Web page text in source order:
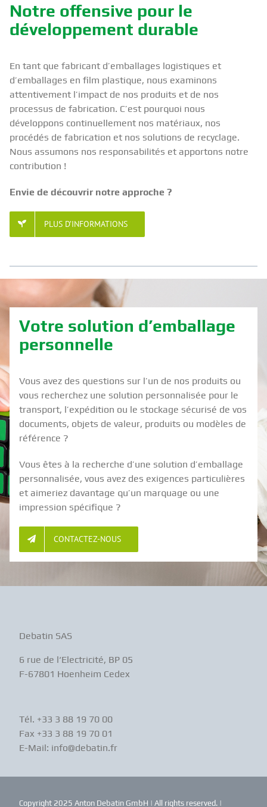
Notre offensive pour le
développement durable
En tant que fabricant d’emballages logistiques et
d’emballages en film plastique, nous examinons
attentivement l’impact de nos produits et de nos
processus de fabrication. C’est pourquoi nous
développons continuellement nos matériaux, nos
procédés de fabrication et nos solutions de recyclage.
Nous assumons nos responsabilités et apportons notre
contribution !
Envie de découvrir notre approche ?
PLUS D’INFORMATIONS
Votre solution d’emballage
personnelle
Vous avez des questions sur l’un de nos produits ou
vous recherchez une solution personnalisée pour le
transport, l’expédition ou le stockage sécurisé de vos
documents, objets de valeur, produits ou modèles de
référence ?
Vous êtes à la recherche d’une solution d’emballage
personnalisée, vous avez des exigences particulières
et aimeriez davantage qu’un marquage ou une
impression spécifique ?
CONTACTEZ-NOUS
Debatin SAS
6 rue de l‘Electricité, BP 05
F-67801 Hoenheim Cedex
Tél. +33 3 88 19 70 00
Fax +33 3 88 19 70 01
E-Mail: info@debatin.fr
Copyright 2025 Anton Debatin GmbH | All rights reserved. |